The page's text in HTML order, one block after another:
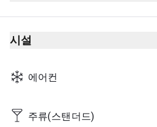
Monday
Tuesday
Thursday
Friday
시설
에어컨
주류(스탠더드)